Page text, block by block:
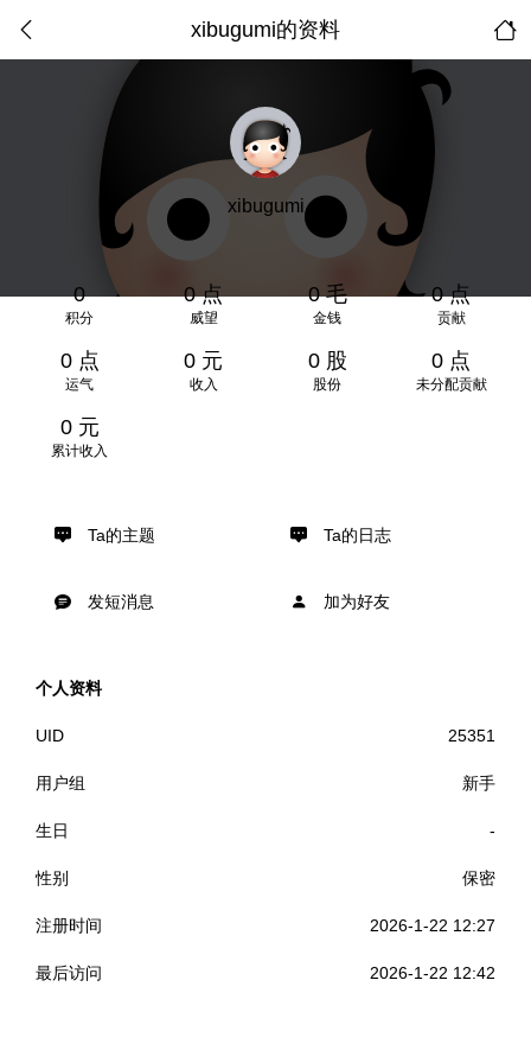
xibugumi的资料
xibugumi
0
积分
0 点
威望
0 毛
金钱
0 点
贡献
0 点
运气
0 元
收入
0 股
股份
0 点
未分配贡献
0 元
累计收入
Ta的主题 Ta的日志
发短消息 加为好友
个人资料
UID 25351
用户组 新手
生日 -
性别 保密
注册时间 2026-1-22 12:27
最后访问 2026-1-22 12:42